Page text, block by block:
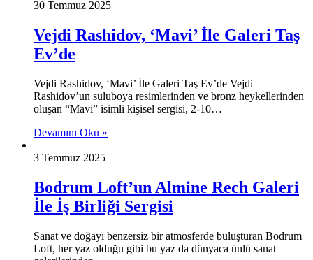
30 Temmuz 2025
Vejdi Rashidov, ‘Mavi’ İle Galeri Taş
Ev’de
Vejdi Rashidov, ‘Mavi’ İle Galeri Taş Ev’de Vejdi
Rashidov’un suluboya resimlerinden ve bronz heykellerinden
oluşan “Mavi” isimli kişisel sergisi, 2-10…
Devamını Oku »
3 Temmuz 2025
Bodrum Loft’un Almine Rech Galeri
İle İş Birliği Sergisi
Sanat ve doğayı benzersiz bir atmosferde buluşturan Bodrum
Loft, her yaz olduğu gibi bu yaz da dünyaca ünlü sanat